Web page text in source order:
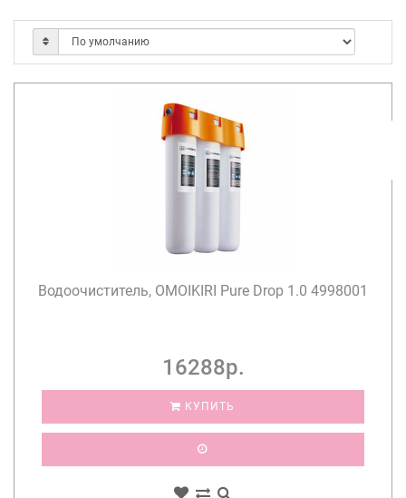
Водоочиститель, OMOIKIRI Pure Drop 1.0 4998001
16288р.
КУПИТЬ